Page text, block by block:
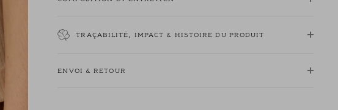
• Coloris Écru et Mousse : un écru et un vert jaune ocre
TRAÇABILITÉ, IMPACT & HISTOIRE DU PRODUIT
ENVOI & RETOUR